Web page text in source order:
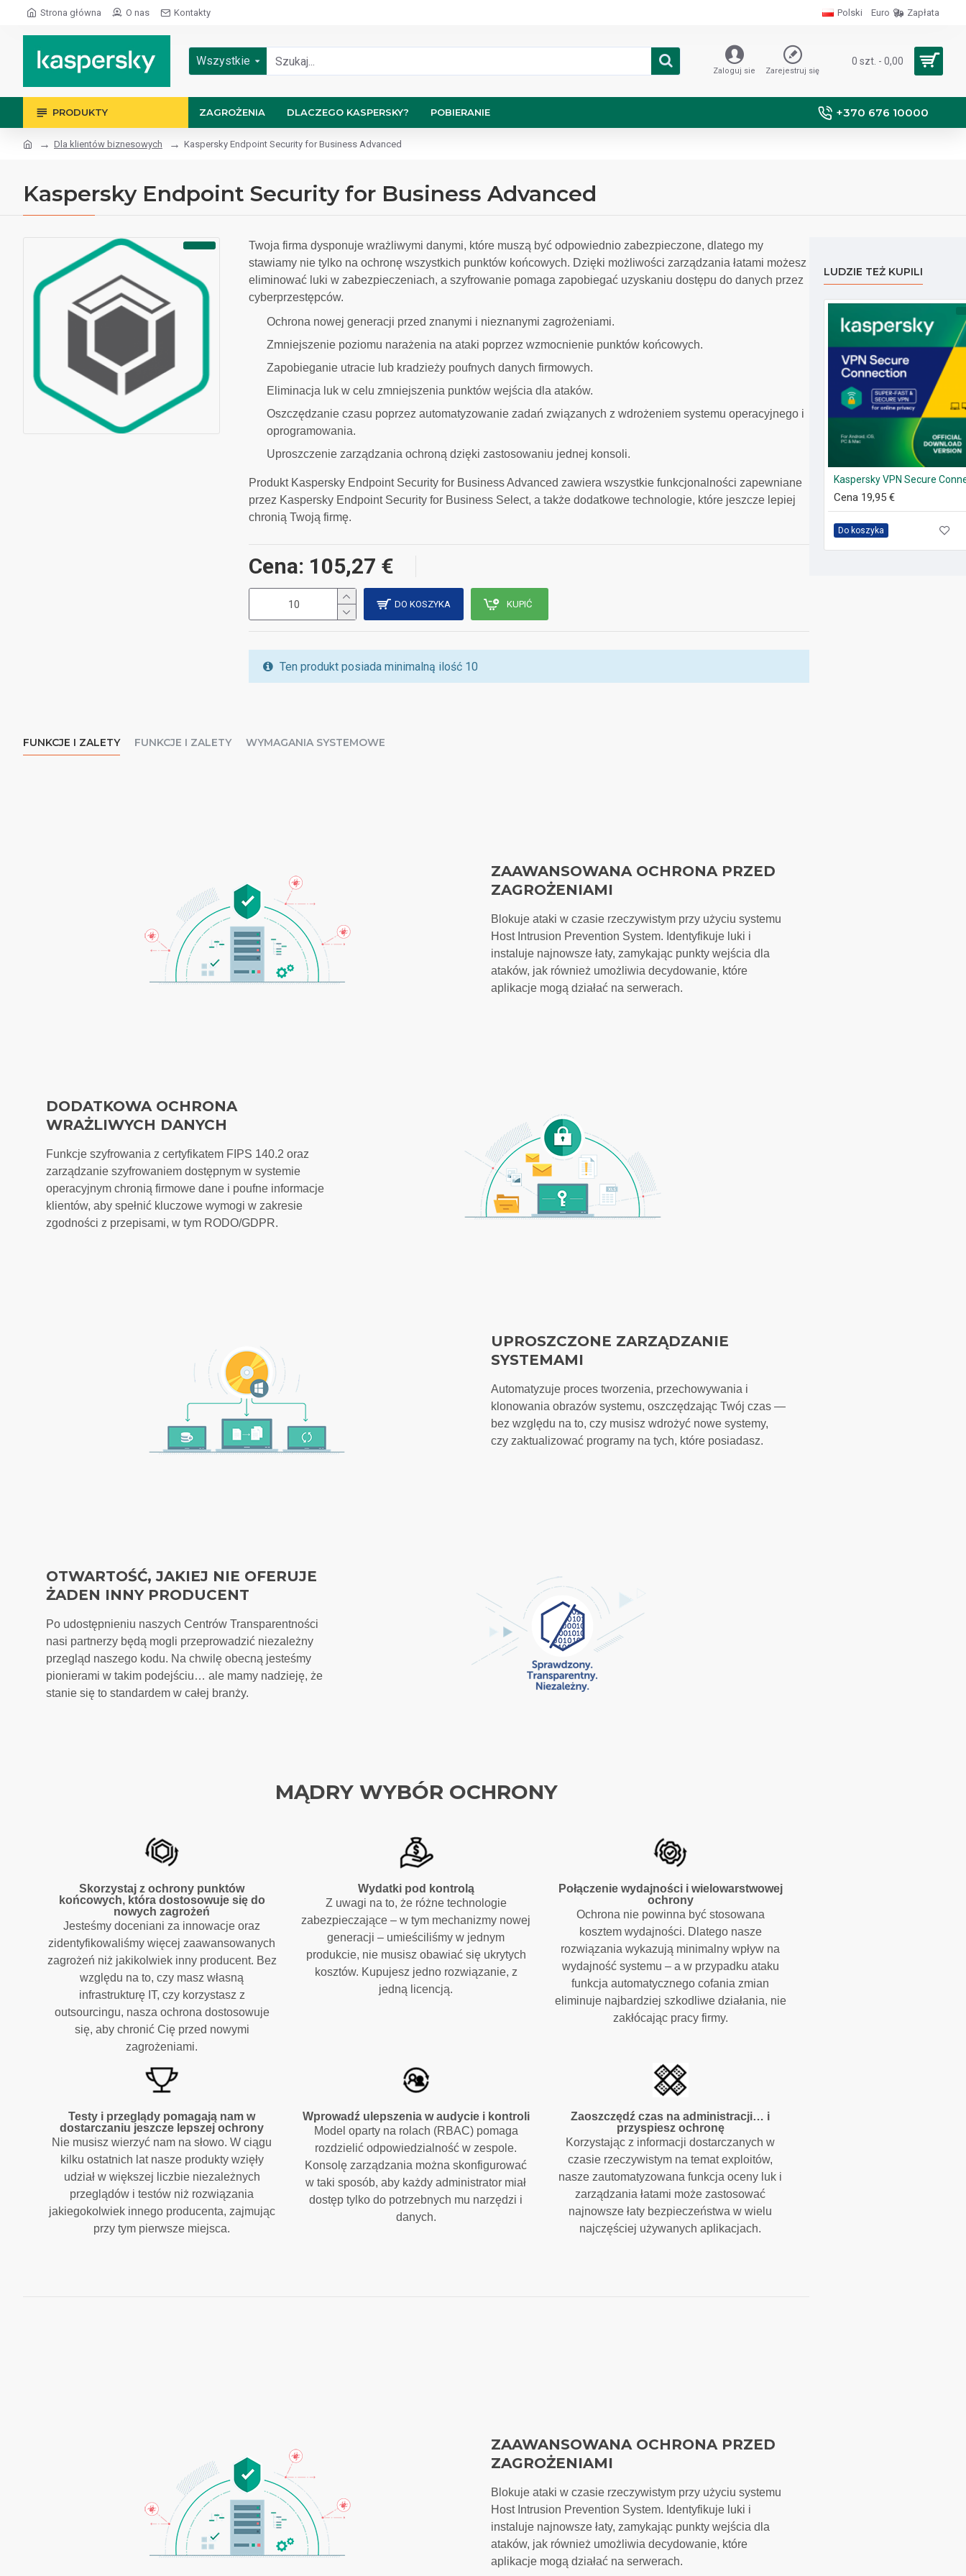
Strona główna O nas Kontakty Polski Euro Zapłata
Wszystkie
Zaloguj sie Zarejestruj się
0 szt. - 0,00
PRODUKTY ZAGROŻENIA DLACZEGO KASPERSKY? POBIERANIE +370 676 10000
Dla klientów biznesowych Kaspersky Endpoint Security for Business Advanced
Kaspersky Endpoint Security for Business Advanced
Twoja firma dysponuje wrażliwymi danymi, które muszą być odpowiednio zabezpieczone, dlatego my
stawiamy nie tylko na ochronę wszystkich punktów końcowych. Dzięki możliwości zarządzania łatami możesz
eliminować luki w zabezpieczeniach, a szyfrowanie pomaga zapobiegać uzyskaniu dostępu do danych przez
cyberprzestępców.
Ochrona nowej generacji przed znanymi i nieznanymi zagrożeniami.
Zmniejszenie poziomu narażenia na ataki poprzez wzmocnienie punktów końcowych.
Zapobieganie utracie lub kradzieży poufnych danych firmowych.
Eliminacja luk w celu zmniejszenia punktów wejścia dla ataków.
Oszczędzanie czasu poprzez automatyzowanie zadań związanych z wdrożeniem systemu operacyjnego i
oprogramowania.
Uproszczenie zarządzania ochroną dzięki zastosowaniu jednej konsoli.
Produkt Kaspersky Endpoint Security for Business Advanced zawiera wszystkie funkcjonalności zapewniane
przez Kaspersky Endpoint Security for Business Select, a także dodatkowe technologie, które jeszcze lepiej
chronią Twoją firmę.
Cena: 105,27 €
DO KOSZYKA KUPIĆ
Ten produkt posiada minimalną ilość 10
FUNKCJE I ZALETY FUNKCJE I ZALETY WYMAGANIA SYSTEMOWE
ZAAWANSOWANA OCHRONA PRZED
ZAGROŻENIAMI
Blokuje ataki w czasie rzeczywistym przy użyciu systemu
Host Intrusion Prevention System. Identyfikuje luki i
instaluje najnowsze łaty, zamykając punkty wejścia dla
ataków, jak również umożliwia decydowanie, które
aplikacje mogą działać na serwerach.
DODATKOWA OCHRONA
WRAŻLIWYCH DANYCH
Funkcje szyfrowania z certyfikatem FIPS 140.2 oraz
zarządzanie szyfrowaniem dostępnym w systemie
operacyjnym chronią firmowe dane i poufne informacje
klientów, aby spełnić kluczowe wymogi w zakresie
zgodności z przepisami, w tym RODO/GDPR.
UPROSZCZONE ZARZĄDZANIE
SYSTEMAMI
Automatyzuje proces tworzenia, przechowywania i
klonowania obrazów systemu, oszczędzając Twój czas —
bez względu na to, czy musisz wdrożyć nowe systemy,
czy zaktualizować programy na tych, które posiadasz.
OTWARTOŚĆ, JAKIEJ NIE OFERUJE
ŻADEN INNY PRODUCENT
Po udostępnieniu naszych Centrów Transparentności
nasi partnerzy będą mogli przeprowadzić niezależny
przegląd naszego kodu. Na chwilę obecną jesteśmy
pionierami w takim podejściu… ale mamy nadzieję, że
stanie się to standardem w całej branży.
MĄDRY WYBÓR OCHRONY
Skorzystaj z ochrony punktów
końcowych, która dostosowuje się do
nowych zagrożeń
Jesteśmy doceniani za innowacje oraz
zidentyfikowaliśmy więcej zaawansowanych
zagrożeń niż jakikolwiek inny producent. Bez
względu na to, czy masz własną
infrastrukturę IT, czy korzystasz z
outsourcingu, nasza ochrona dostosowuje
się, aby chronić Cię przed nowymi
zagrożeniami.
Wydatki pod kontrolą
Z uwagi na to, że różne technologie
zabezpieczające – w tym mechanizmy nowej
generacji – umieściliśmy w jednym
produkcie, nie musisz obawiać się ukrytych
kosztów. Kupujesz jedno rozwiązanie, z
jedną licencją.
Połączenie wydajności i wielowarstwowej
ochrony
Ochrona nie powinna być stosowana
kosztem wydajności. Dlatego nasze
rozwiązania wykazują minimalny wpływ na
wydajność systemu – a w przypadku ataku
funkcja automatycznego cofania zmian
eliminuje najbardziej szkodliwe działania, nie
zakłócając pracy firmy.
Testy i przeglądy pomagają nam w
dostarczaniu jeszcze lepszej ochrony
Nie musisz wierzyć nam na słowo. W ciągu
kilku ostatnich lat nasze produkty wzięły
udział w większej liczbie niezależnych
przeglądów i testów niż rozwiązania
jakiegokolwiek innego producenta, zajmując
przy tym pierwsze miejsca.
Wprowadź ulepszenia w audycie i kontroli
Model oparty na rolach (RBAC) pomaga
rozdzielić odpowiedzialność w zespole.
Konsolę zarządzania można skonfigurować
w taki sposób, aby każdy administrator miał
dostęp tylko do potrzebnych mu narzędzi i
danych.
Zaoszczędź czas na administracji… i
przyspiesz ochronę
Korzystając z informacji dostarczanych w
czasie rzeczywistym na temat exploitów,
nasze zautomatyzowana funkcja oceny luk i
zarządzania łatami może zastosować
najnowsze łaty bezpieczeństwa w wielu
najczęściej używanych aplikacjach.
ZAAWANSOWANA OCHRONA PRZED
ZAGROŻENIAMI
Blokuje ataki w czasie rzeczywistym przy użyciu systemu
Host Intrusion Prevention System. Identyfikuje luki i
instaluje najnowsze łaty, zamykając punkty wejścia dla
ataków, jak również umożliwia decydowanie, które
aplikacje mogą działać na serwerach.
LUDZIE TEŻ KUPILI
Kaspersky VPN Secure
Cena 19,95 €
Do koszyka